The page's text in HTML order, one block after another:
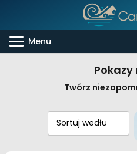
Menu
Pokazy
Twórz